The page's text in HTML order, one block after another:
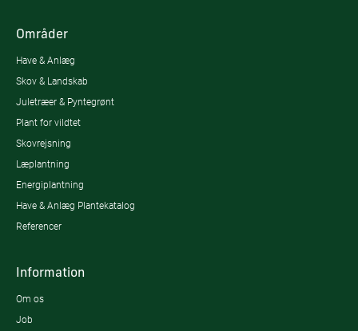
Områder
Have & Anlæg
Skov & Landskab
Juletræer & Pyntegrønt
Plant for vildtet
Skovrejsning
Læplantning
Energiplantning
Have & Anlæg Plantekatalog
Referencer
Information
Om os
Job